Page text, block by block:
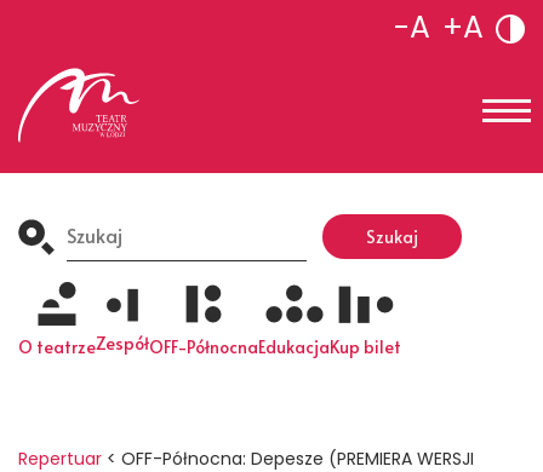
-A +A
for:
Szukaj
O teatrzeZespółOFF-PółnocnaEdukacjaKup bilet
Repertuar < OFF-Północna: Depesze (PREMIERA WERSJI